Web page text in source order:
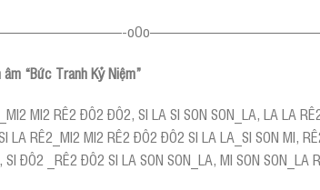
âm “Bức Tranh Kỷ Niệm”
MI2 RÊ2 ĐÔ2 ĐÔ2, SI LA SI SON SON_LA, LA LA
LA RÊ2_MI2 MI2 RÊ2 ĐÔ2 ĐÔ2 SI LA LA_SI SON MI,
SI ĐÔ2 _RÊ2 ĐÔ2 SI LA SON SON_LA, MI SON SON_LA